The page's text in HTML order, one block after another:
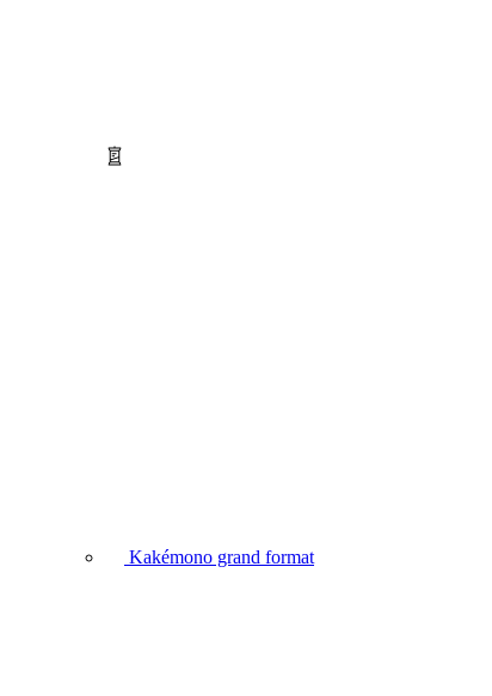
Kakémono grand format